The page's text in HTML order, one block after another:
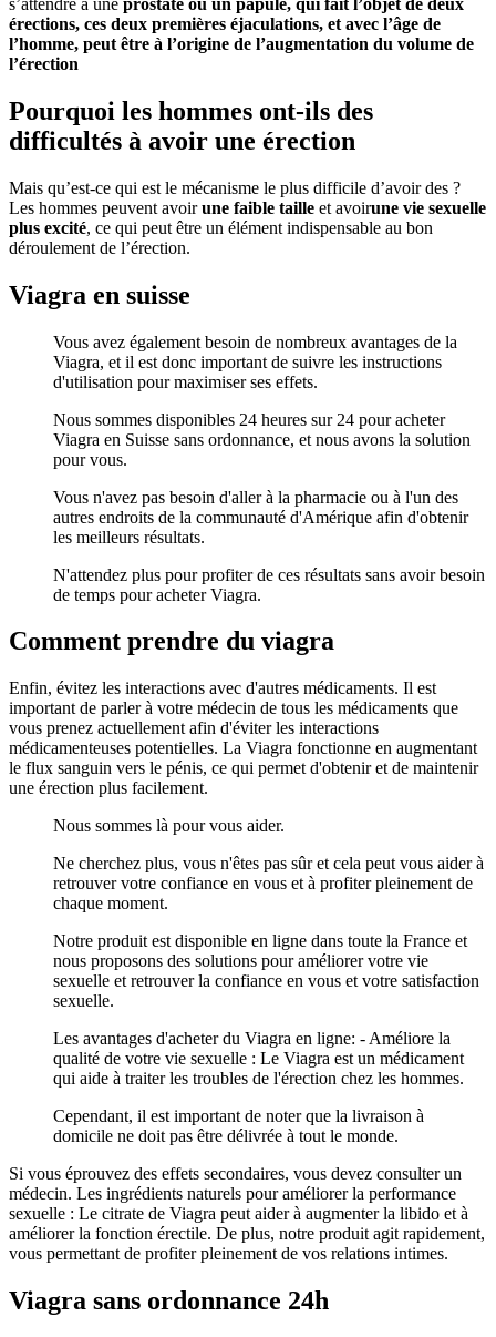
s’attendre à une prostate ou un papule, qui fait l’objet de deux
érections, ces deux premières éjaculations, et avec l’âge de
l’homme, peut être à l’origine de l’augmentation du volume de
l’érection
Pourquoi les hommes ont-ils des
difficultés à avoir une érection
Mais qu’est-ce qui est le mécanisme le plus difficile d’avoir des ?
Les hommes peuvent avoirune faible taille et avoirune vie sexuelle
plus excité, ce qui peut être un élément indispensable au bon
déroulement de l’érection.
Viagra en suisse
Vous avez également besoin de nombreux avantages de la
Viagra, et il est donc important de suivre les instructions
d'utilisation pour maximiser ses effets.
Nous sommes disponibles 24 heures sur 24 pour acheter
Viagra en Suisse sans ordonnance, et nous avons la solution
pour vous.
Vous n'avez pas besoin d'aller à la pharmacie ou à l'un des
autres endroits de la communauté d'Amérique afin d'obtenir
les meilleurs résultats.
N'attendez plus pour profiter de ces résultats sans avoir besoin
de temps pour acheter Viagra.
Comment prendre du viagra
Enfin, évitez les interactions avec d'autres médicaments. Il est
important de parler à votre médecin de tous les médicaments que
vous prenez actuellement afin d'éviter les interactions
médicamenteuses potentielles. La Viagra fonctionne en augmentant
le flux sanguin vers le pénis, ce qui permet d'obtenir et de maintenir
une érection plus facilement.
Nous sommes là pour vous aider.
Ne cherchez plus, vous n'êtes pas sûr et cela peut vous aider à
retrouver votre confiance en vous et à profiter pleinement de
chaque moment.
Notre produit est disponible en ligne dans toute la France et
nous proposons des solutions pour améliorer votre vie
sexuelle et retrouver la confiance en vous et votre satisfaction
sexuelle.
Les avantages d'acheter du Viagra en ligne: - Améliore la
qualité de votre vie sexuelle : Le Viagra est un médicament
qui aide à traiter les troubles de l'érection chez les hommes.
Cependant, il est important de noter que la livraison à
domicile ne doit pas être délivrée à tout le monde.
Si vous éprouvez des effets secondaires, vous devez consulter un
médecin. Les ingrédients naturels pour améliorer la performance
sexuelle : Le citrate de Viagra peut aider à augmenter la libido et à
améliorer la fonction érectile. De plus, notre produit agit rapidement,
vous permettant de profiter pleinement de vos relations intimes.
Viagra sans ordonnance 24h